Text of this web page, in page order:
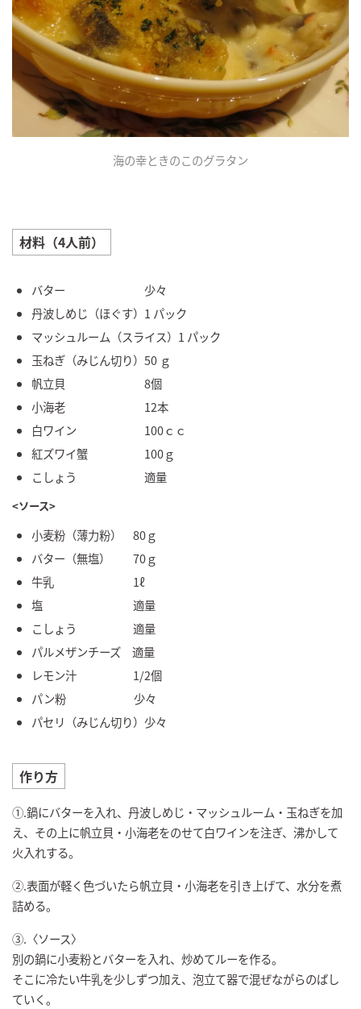
海の幸ときのこのグラタン
材料（4人前）
バター 少々
丹波しめじ（ほぐす）1 パック
マッシュルーム（スライス）1 パック
玉ねぎ（みじん切り）50 ｇ
帆立貝 8個
小海老 12本
白ワイン 100ｃｃ
紅ズワイ蟹 100ｇ
こしょう 適量
<ソース>
小麦粉（薄力粉） 80ｇ
バター（無塩） 70ｇ
牛乳 1ℓ
塩 適量
こしょう 適量
パルメザンチーズ 適量
レモン汁 1/2個
パン粉 少々
パセリ（みじん切り）少々
作り方
①.鍋にバターを入れ、丹波しめじ・マッシュルーム・玉ねぎを加
え、その上に帆立貝・小海老をのせて白ワインを注ぎ、沸かして
火入れする。
②.表面が軽く色づいたら帆立貝・小海老を引き上げて、水分を煮
詰める。
③.〈ソース〉
別の鍋に小麦粉とバターを入れ、炒めてルーを作る。
そこに冷たい牛乳を少しずつ加え、泡立て器で混ぜながらのばし
ていく。